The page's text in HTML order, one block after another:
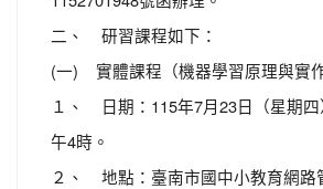
二、 研習課程如下：
(一) 實體課程（機器學習原理與實
１、 日期：115年7月23日（星期
午4時。
２、 地點：臺南市國中小教育網路